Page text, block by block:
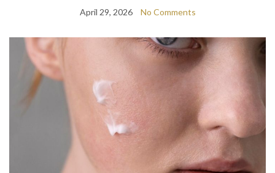
April 29, 2026 No Comments